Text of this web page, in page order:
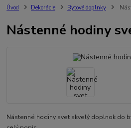
Úvod Dekorácie Bytové doplnky
Nástenné hodiny
Nástenné hodiny svet skvelý doplnok do